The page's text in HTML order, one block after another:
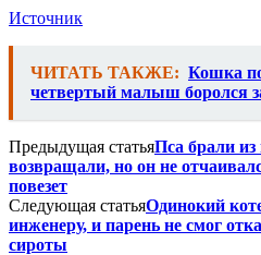
Источник
ЧИТАТЬ ТАКЖЕ: Кошка
четвертый малыш боролся
Предыдущая статьяПса брали
возвращали, но он не
повезет
Следующая статьяОдинокий
инженеру, и парень не смог
сироты